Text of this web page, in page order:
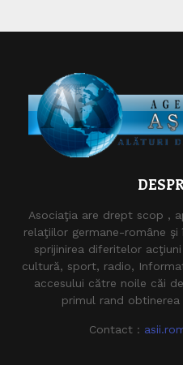
Asociaţia are drept scop ,
relaţiilor germane-române
sprijinirea diferitelor
cultură, sport, radio,
accesului către noile căi
primul rand
Contact :